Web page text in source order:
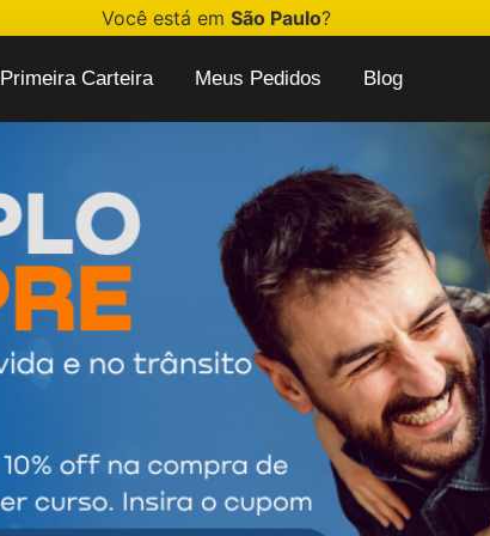
Você está em São Paulo?
Primeira Carteira Meus Pedidos Blog